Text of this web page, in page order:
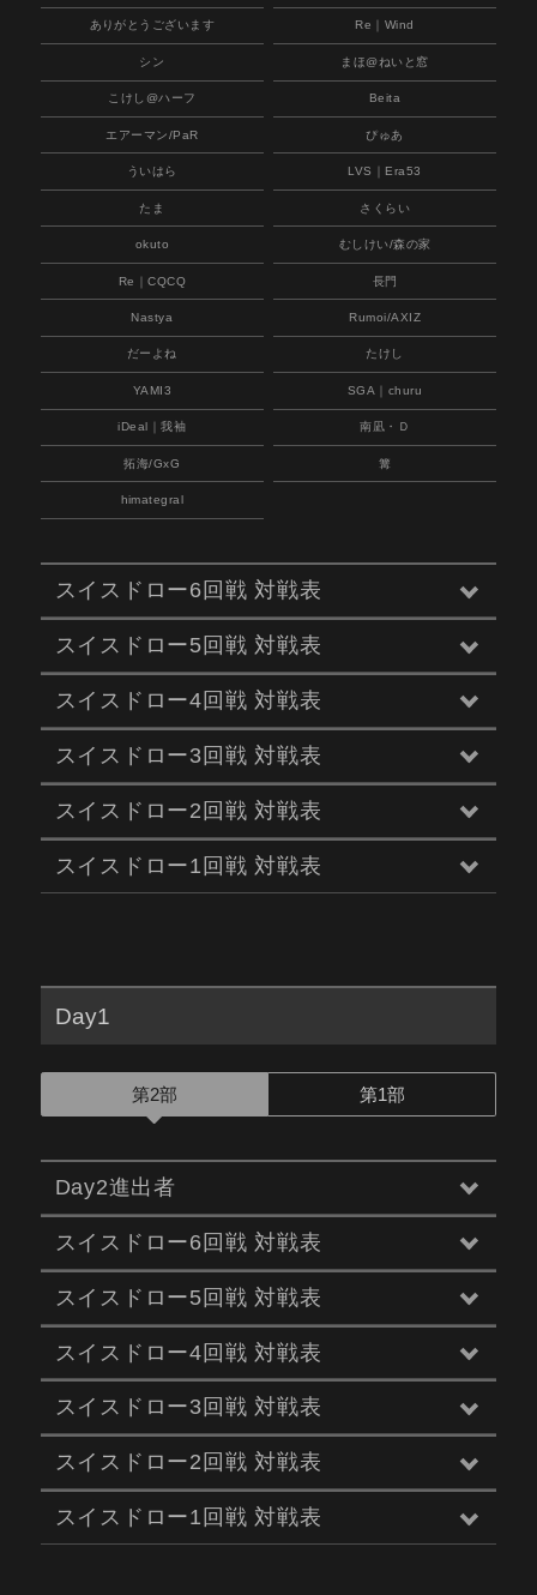
ありがとうございます Re｜Wind
シン まほ@ねいと窓
こけし@ハーフ Beita
エアーマン/PaR ぴゅあ
ういはら LVS｜Era53
たま さくらい
okuto むしけい/森の家
Re｜CQCQ 長門
Nastya Rumoi/AXIZ
だーよね たけし
YAMI3 SGA｜churu
iDeal｜我袖 南凪・Ｄ
拓海/GxG 篝
himategral
スイスドロー6回戦 対戦表
スイスドロー5回戦 対戦表
スイスドロー4回戦 対戦表
スイスドロー3回戦 対戦表
スイスドロー2回戦 対戦表
スイスドロー1回戦 対戦表
Day1
第1部
第2部
Day2進出者
スイスドロー6回戦 対戦表
スイスドロー5回戦 対戦表
スイスドロー4回戦 対戦表
スイスドロー3回戦 対戦表
スイスドロー2回戦 対戦表
スイスドロー1回戦 対戦表